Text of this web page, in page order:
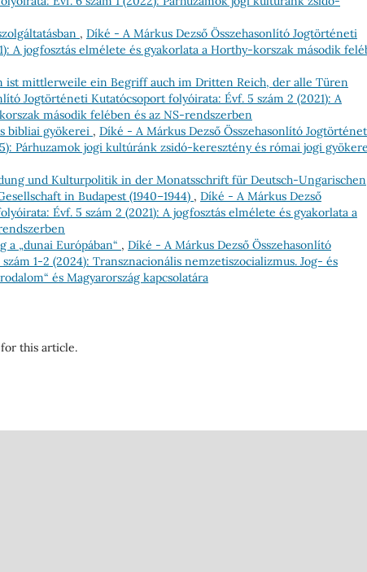
, Díké - A Márkus Dezső Összehasonlító Jogtörténeti
A jogfosztás elmélete és gyakorlata a Horthy-korszak második
ist mittlerweile ein Begriff auch im Dritten Reich, der alle Türen
Jogtörténeti Kutatócsoport folyóirata: Évf. 5 szám 2 (2021): A
második felében és az NS-rendszerben
bibliai gyökerei , Díké - A Márkus Dezső Összehasonlító
Párhuzamok jogi kultúránk zsidó-keresztény és római jogi
und Kulturpolitik in der Monatsschrift für Deutsch-Ungarischen
in Budapest (1940–1944) , Díké - A Márkus Dezső
Évf. 5 szám 2 (2021): A jogfosztás elmélete és gyakorlata a
a „dunai Európában“ , Díké - A Márkus Dezső Összehasonlító
1-2 (2024): Transznacionális nemzetiszocializmus. Jog- és
és Magyarország kapcsolatára
for this article.